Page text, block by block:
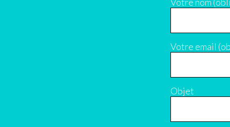
Votre email
Objet